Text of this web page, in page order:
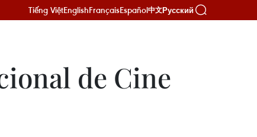
Tiếng ViệtEnglishFrançaisEspañol中文Русский
de Cine